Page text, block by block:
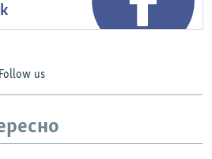
Follow us